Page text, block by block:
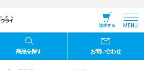
請求する MENU
商品を探す お問い合わせ